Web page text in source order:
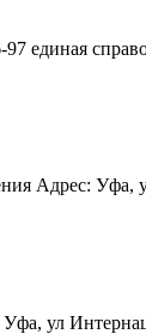
единая
Адрес: Уфа,
ул